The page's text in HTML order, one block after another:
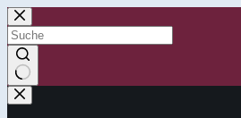
Zum
Inhalt
springen
Keine
Ergebnisse